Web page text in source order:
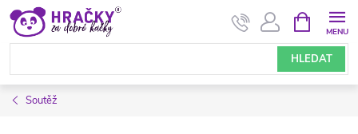
Přejít
obsah
HLEDAT
NÁKUPNÍ
KOŠÍK
Soutěž